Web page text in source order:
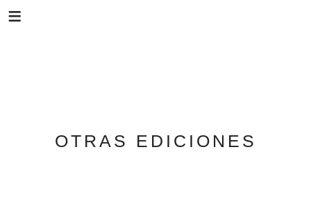
OTRAS EDICIONES